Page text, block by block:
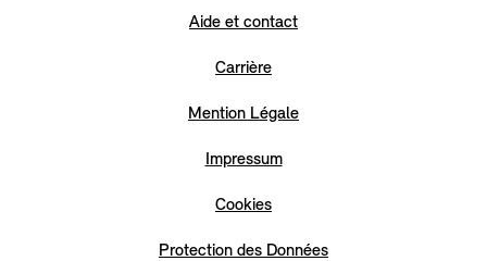
Aide et contact
Carrière
Mention Légale
Impressum
Cookies
Protection des Données